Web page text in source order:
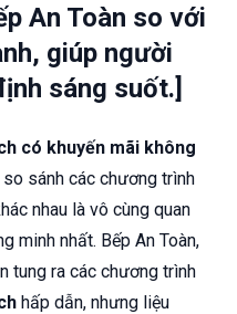
An Toàn so với
giúp người
sáng suốt.]
có khuyến mãi không
sánh các chương trình
nhau là vô cùng quan
minh nhất. Bếp An Toàn,
tung ra các chương trình
hấp dẫn, nhưng liệu